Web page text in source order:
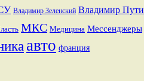
Владимир Зеленский Владимир
МКС Медицина Мессенджеры
авто франция